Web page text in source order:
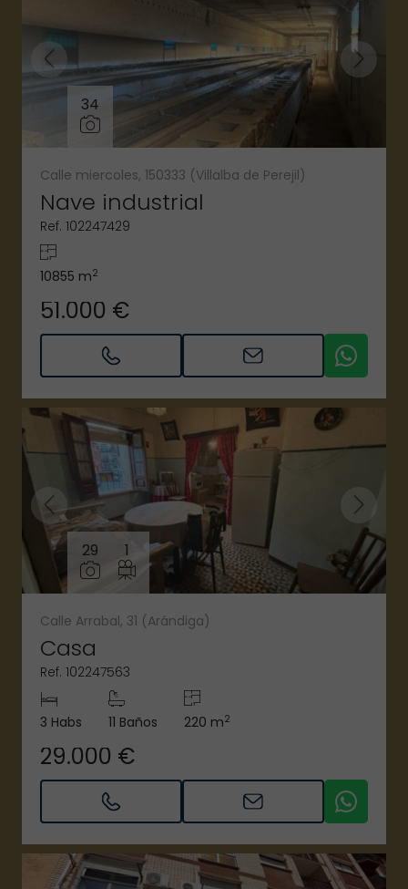
34
Calle miercoles, 150333 (Villalba de Perejil)
Nave industrial
Ref. 102247429
10855 m2
51.000 €
29 1
Calle Arrabal, 31 (Arándiga)
Casa
Ref. 102247563
3 Habs 11 Baños 220 m2
29.000 €